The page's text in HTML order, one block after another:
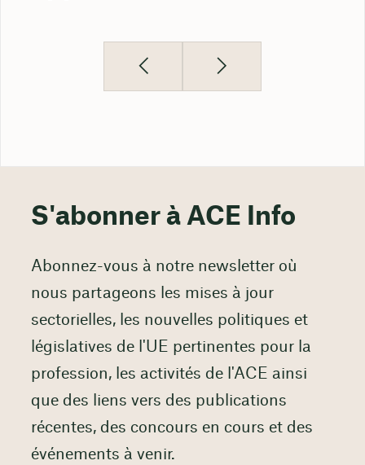
S'abonner à ACE Info
Abonnez-vous à notre newsletter où
nous partageons les mises à jour
sectorielles, les nouvelles politiques et
législatives de l'UE pertinentes pour la
profession, les activités de l'ACE ainsi
que des liens vers des publications
récentes, des concours en cours et des
événements à venir.